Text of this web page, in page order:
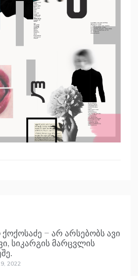
ქოქოსაძე – არ არსებობს ავი
სიკარგის მარცვლის
2022